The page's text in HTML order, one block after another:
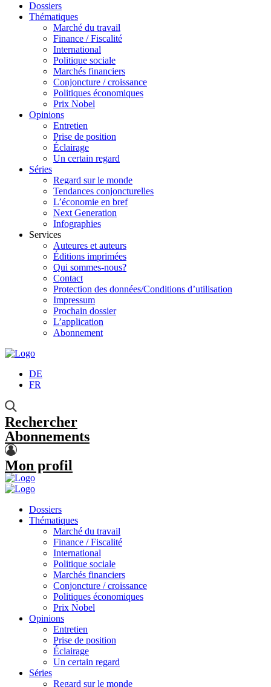
Dossiers
Thématiques
Marché du travail
Finance / Fiscalité
International
Politique sociale
Marchés financiers
Conjoncture / croissance
Politiques économiques
Prix Nobel
Opinions
Entretien
Prise de position
Éclairage
Un certain regard
Séries
Regard sur le monde
Tendances conjoncturelles
L’économie en bref
Next Generation
Infographies
Services
Auteures et auteurs
Éditions imprimées
Qui sommes-nous?
Contact
Protection des données/Conditions d’utilisation
Impressum
Prochain dossier
L’application
Abonnement
DE
FR
Rechercher
Abonnements
Mon profil
Dossiers
Thématiques
Marché du travail
Finance / Fiscalité
International
Politique sociale
Marchés financiers
Conjoncture / croissance
Politiques économiques
Prix Nobel
Opinions
Entretien
Prise de position
Éclairage
Un certain regard
Séries
Regard sur le monde